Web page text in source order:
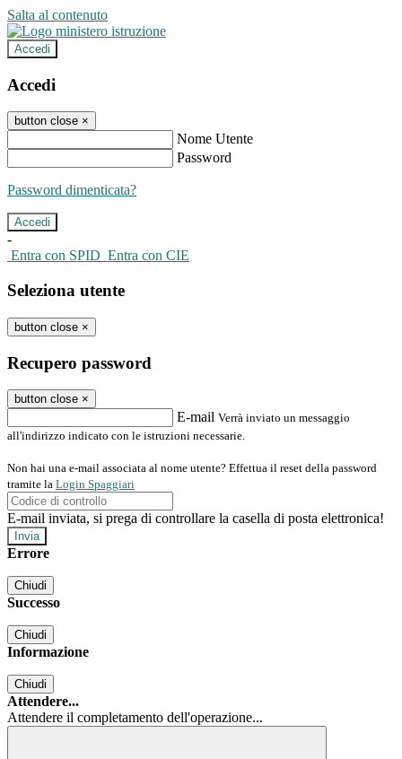
Salta al contenuto
Accedi
Accedi
button close ×
Nome Utente
Password
Password dimenticata?
-
Entra con SPID Entra con CIE
Seleziona utente
button close ×
Recupero password
button close ×
E-mail Verrà inviato un messaggio
all'indirizzo indicato con le istruzioni necessarie.
Non hai una e-mail associata al nome utente? Effettua il reset della password
tramite la Login Spaggiari
E-mail inviata, si prega di controllare la casella di posta elettronica!
Errore
Chiudi
Successo
Chiudi
Informazione
Chiudi
Attendere...
Attendere il completamento dell'operazione...